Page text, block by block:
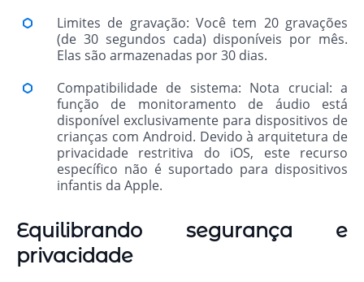
Limites de gravação: Você tem 20 gravações
(de 30 segundos cada) disponíveis por mês.
Elas são armazenadas por 30 dias.
Compatibilidade de sistema: Nota crucial: a
função de monitoramento de áudio está
disponível exclusivamente para dispositivos de
crianças com Android. Devido à arquitetura de
privacidade restritiva do iOS, este recurso
específico não é suportado para dispositivos
infantis da Apple.
Equilibrando segurança e
privacidade